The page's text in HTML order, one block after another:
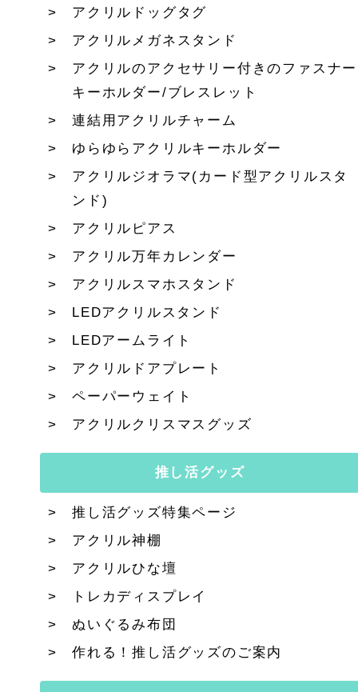
アクリルドッグタグ
アクリルメガネスタンド
アクリルのアクセサリー付きのファスナー
キーホルダー/ブレスレット
連結用アクリルチャーム
ゆらゆらアクリルキーホルダー
アクリルジオラマ(カード型アクリルスタ
ンド)
アクリルピアス
アクリル万年カレンダー
アクリルスマホスタンド
LEDアクリルスタンド
LEDアームライト
アクリルドアプレート
ペーパーウェイト
アクリルクリスマスグッズ
推し活グッズ
推し活グッズ特集ページ
アクリル神棚
アクリルひな壇
トレカディスプレイ
ぬいぐるみ布団
作れる！推し活グッズのご案内